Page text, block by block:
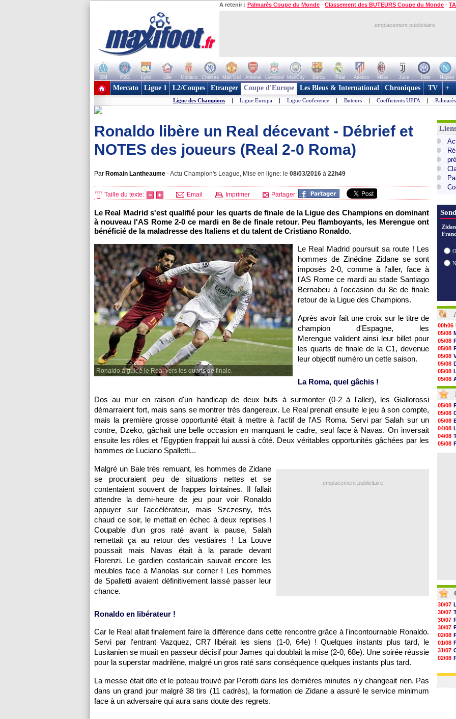
A retenir : Palmarès Coupe du Monde - Classement des BUTEURS Coupe du Monde -
emplacement publicitaire
OM PSG Lyon Lille Monaco Chelsea Man Utd Arsenal Liverpool ManCity Barca Real Atletico Milan Juve Inter Naples
+ de clubs
Mercato Ligue 1 L2/Coupes Etranger Coupe d'Europe Les Bleus & International Chroniques TV +
Ligue des Champions | Ligue Europa | Ligue Conference | Buteurs | Coefficients UEFA |
Ronaldo libère un Real décevant - Débrief et
NOTES des joueurs (Real 2-0 Roma)
Par Romain Lantheaume -Actu Champion's League, Mise en ligne: le 08/03/2016 à 22h49
Taille du texte: Email Imprimer Partager:
Le Real Madrid s'est qualifié pour les quarts de finale de la Ligue des Champions en dominant
à nouveau l'AS Rome 2-0 ce mardi en 8e de finale retour. Peu flamboyants, les Merengue ont
bénéficié de la maladresse des Italiens et du talent de Cristiano Ronaldo.
Ronaldo a guidé le Real vers les quarts de finale.
Le Real Madrid poursuit sa route ! Les
hommes de Zinédine Zidane se sont
imposés 2-0, comme à l'aller, face à
l'AS Rome ce mardi au stade Santiago
Bernabeu à l'occasion du 8e de finale
retour de la Ligue des Champions.
Après avoir fait une croix sur le titre de
champion d'Espagne, les
Merengue valident ainsi leur billet pour
les quarts de finale de la C1, devenue
leur objectif numéro un cette saison.
La Roma, quel gâchis !
Dos au mur en raison d'un handicap de deux buts à surmonter (0-2 à l'aller), les Giallorossi
démarraient fort, mais sans se montrer très dangereux. Le Real prenait ensuite le jeu à son compte,
mais la première grosse opportunité était à mettre à l'actif de l'AS Roma. Servi par Salah sur un
contre, Dzeko, gâchait une belle occasion en manquant le cadre, seul face à Navas. On inversait
ensuite les rôles et l'Egyptien frappait lui aussi à côté. Deux véritables opportunités gâchées par les
hommes de Luciano Spalletti...
emplacement publicitaire
Malgré un Bale très remuant, les hommes de Zidane
se procuraient peu de situations nettes et se
contentaient souvent de frappes lointaines. Il fallait
attendre la demi-heure de jeu pour voir Ronaldo
appuyer sur l'accélérateur, mais Szczesny, très
chaud ce soir, le mettait en échec à deux reprises !
Coupable d'un gros raté avant la pause, Salah
remettait ça au retour des vestiaires ! La Louve
poussait mais Navas était à la parade devant
Florenzi. Le gardien costaricain sauvait encore les
meubles face à Manolas sur corner ! Les hommes
de Spalletti avaient définitivement laissé passer leur
chance.
Ronaldo en libérateur !
Car le Real allait finalement faire la différence dans cette rencontre grâce à l'incontournable Ronaldo.
Servi par l'entrant Vazquez, CR7 libérait les siens (1-0, 64e) ! Quelques instants plus tard, le
Lusitanien se muait en passeur décisif pour James qui doublait la mise (2-0, 68e). Une soirée réussie
pour la superstar madrilène, malgré un gros raté sans conséquence quelques instants plus tard.
La messe était dite et le poteau trouvé par Perotti dans les dernières minutes n'y changeait rien. Pas
dans un grand jour malgré 38 tirs (11 cadrés), la formation de Zidane a assuré le service minimum
face à un adversaire qui aura sans doute des regrets.
00h06
05/08
05/08
05/08
05/08
05/08
05/08
05/08
05/08
05/08
05/08
05/08
05/08
05/08
05/08
05/08
05/08
05/08
05/08
05/08
04/08
04/08
05/08
30/07
30/07
30/07
30/07
02/08
01/08
31/07
02/08
01/08